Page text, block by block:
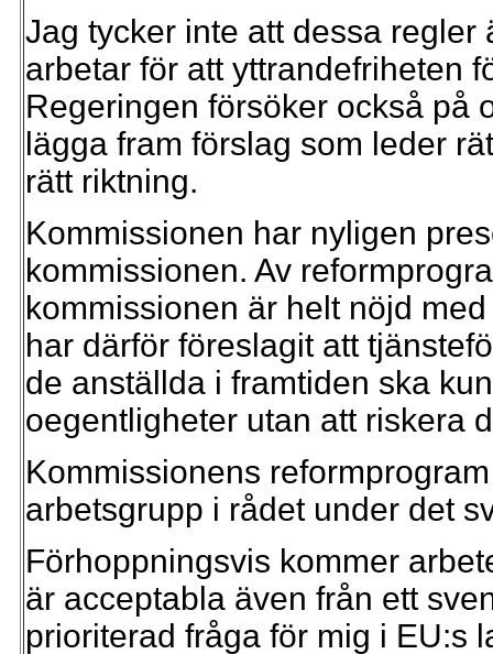
Jag tycker inte att dessa
arbetar för att yttrandefriheten
Regeringen försöker också på
lägga fram förslag som leder
rätt riktning.
Kommissionen har nyligen
kommissionen. Av
kommissionen är helt nöjd
har därför föreslagit att
de anställda i framtiden ska
oegentligheter utan att riskera
Kommissionens
arbetsgrupp i rådet under det
Förhoppningsvis kommer
är acceptabla även från ett
prioriterad fråga för mig i EU:s